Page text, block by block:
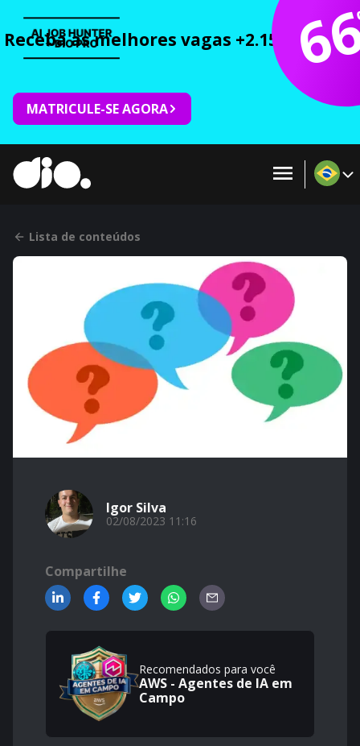
Receba as melhores vagas +2.150 cursos
MATRICULE-SE AGORA
Lista de conteúdos
Igor Silva
02/08/2023 11:16
Compartilhe
Recomendados para você
AWS - Agentes de IA em
Campo